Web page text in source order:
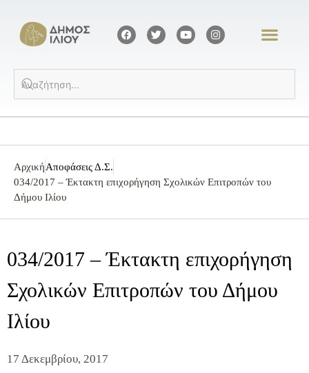
ΑρχικήΑποφάσεις Δ.Σ.
034/2017 – Έκτακτη επιχορήγηση Σχολικών Επιτροπών του
Δήμου Ιλίου
034/2017 – Έκτακτη επιχορήγηση
Σχολικών Επιτροπών του Δήμου
Ιλίου
17 Δεκεμβρίου, 2017